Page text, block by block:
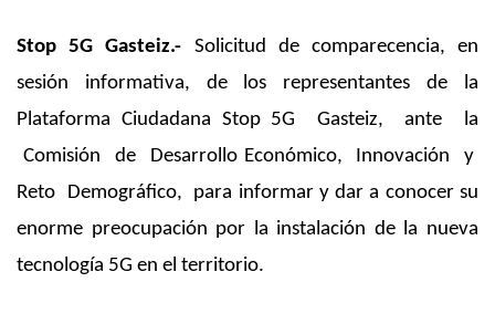
Stop 5G Gasteiz.- Solicitud de comparecencia, en
sesión informativa, de los representantes de la
Plataforma Ciudadana Stop 5G Gasteiz, ante la
Comisión de Desarrollo Económico, Innovación y
Reto Demográfico, para informar y dar a conocer su
enorme preocupación por la instalación de la nueva
tecnología 5G en el territorio.